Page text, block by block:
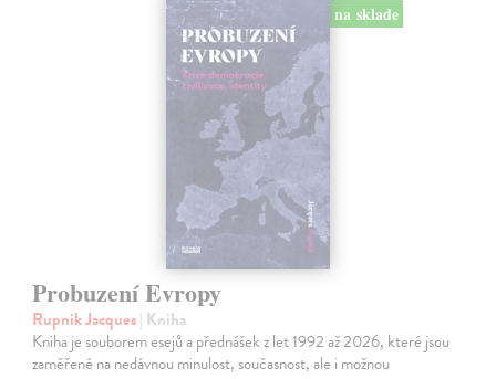
na sklade
Probuzení Evropy
Rupnik Jacques| Kniha
Kniha je souborem esejů a přednášek z let 1992 až 2026, které jsou
zaměřené na nedávnou minulost, současnost, ale i možnou